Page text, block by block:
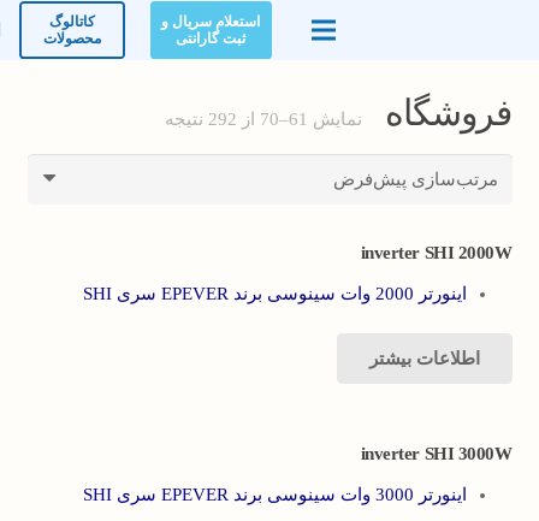
استعلام سریال و
ثبت گارانتی
کاتالوگ
محصولات
فروشگاه نمایش 61–70 از 292 نتیجه
inverter SHI 2000W
اینورتر 2000 وات سینوسی برند EPEVER سری SHI
اطلاعات بیشتر
inverter SHI 3000W
اینورتر 3000 وات سینوسی برند EPEVER سری SHI